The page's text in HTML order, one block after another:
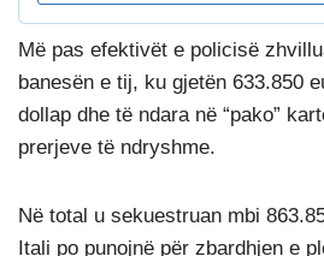
Më pas efektivët e policisë
banesën e tij, ku gjetën 633.850
dollap dhe të ndara në “pako”
prerjeve të ndryshme.
Në total u sekuestruan mbi
Itali po punojnë për zbardhjen e